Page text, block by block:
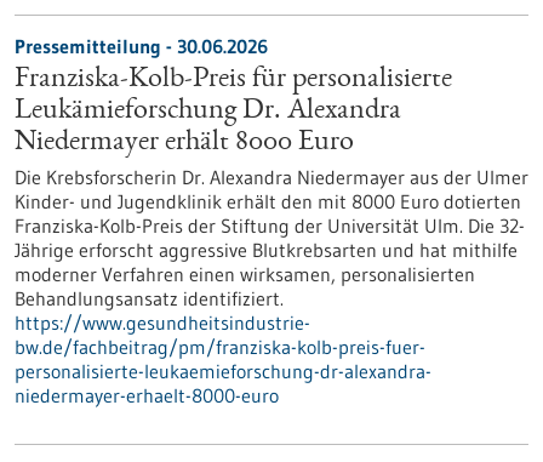
Pressemitteilung - 30.06.2026
Franziska-Kolb-Preis für personalisierte
Leukämieforschung Dr. Alexandra
Niedermayer erhält 8000 Euro
Die Krebsforscherin Dr. Alexandra Niedermayer aus der Ulmer
Kinder- und Jugendklinik erhält den mit 8000 Euro dotierten
Franziska-Kolb-Preis der Stiftung der Universität Ulm. Die 32-
Jährige erforscht aggressive Blutkrebsarten und hat mithilfe
moderner Verfahren einen wirksamen, personalisierten
Behandlungsansatz identifiziert.
https://www.gesundheitsindustrie-
bw.de/fachbeitrag/pm/franziska-kolb-preis-fuer-
personalisierte-leukaemieforschung-dr-alexandra-
niedermayer-erhaelt-8000-euro